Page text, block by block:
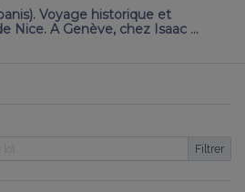
Voyage historique et
Nice. A Genève, chez Isaac …
Filtrer